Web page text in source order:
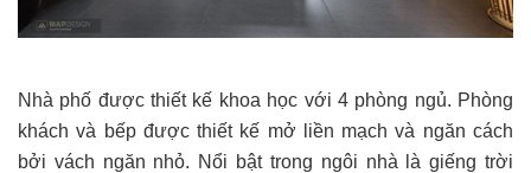
Nhà phố được thiết kế khoa học với 4 phòng ngủ. Phòng
khách và bếp được thiết kế mở liền mạch và ngăn cách
bởi vách ngăn nhỏ. Nổi bật trong ngôi nhà là giếng trời